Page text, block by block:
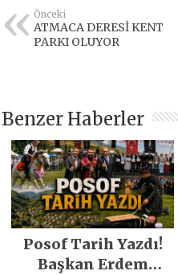
Önceki
ATMACA DERESİ KENT
PARKI OLUYOR
Benzer Haberler
Posof Tarih Yazdı!
Başkan Erdem